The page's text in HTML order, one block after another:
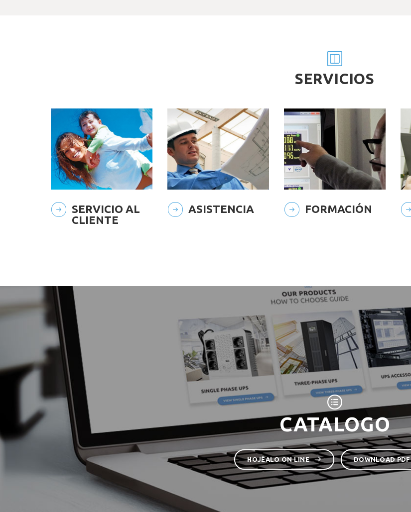
SERVICIOS
SERVICIO AL
CLIENTE
ASISTENCIA FORMACIÓN
CATALOGO
HOJÉALO ON LINE DOWNLOAD PDF